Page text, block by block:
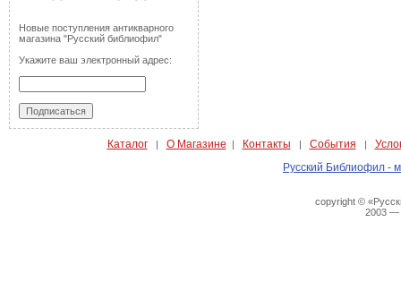
Новые поступления антикварного
магазина "Русский библиофил"
Укажите ваш электронный адрес:
Каталог| О Магазине | Контакты | События |
Русский Библиофил -
copyright ©
2003 —